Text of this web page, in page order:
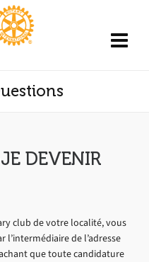
DEVENIR
club de votre localité, vous
l’intermédiaire de l’adresse
que toute candidature